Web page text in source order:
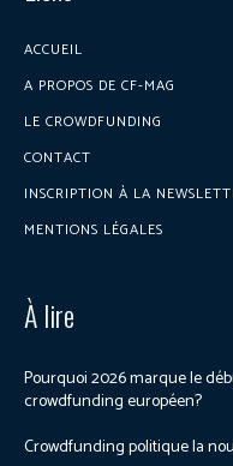
ACCUEIL
A PROPOS DE CF-MAG
LE CROWDFUNDING
CONTACT
INSCRIPTION À LA
MENTIONS LÉGALES
À lire
Pourquoi 2026 marque le
crowdfunding européen?
Crowdfunding politique la